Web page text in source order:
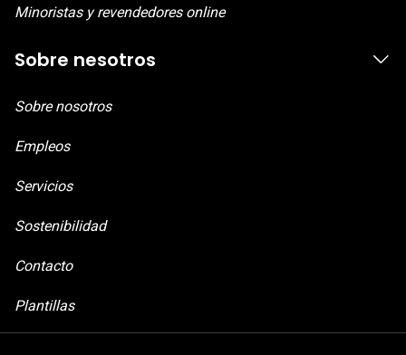
Minoristas y revendedores online
Sobre nesotros
Sobre nosotros
Empleos
Servicios
Sostenibilidad
Contacto
Plantillas
D